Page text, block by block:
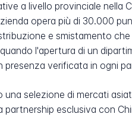
a livello provinciale nella
opera più di 30.000
e smistamento che
l'apertura di un
verificata in ogni
selezione di mercati
esclusiva con